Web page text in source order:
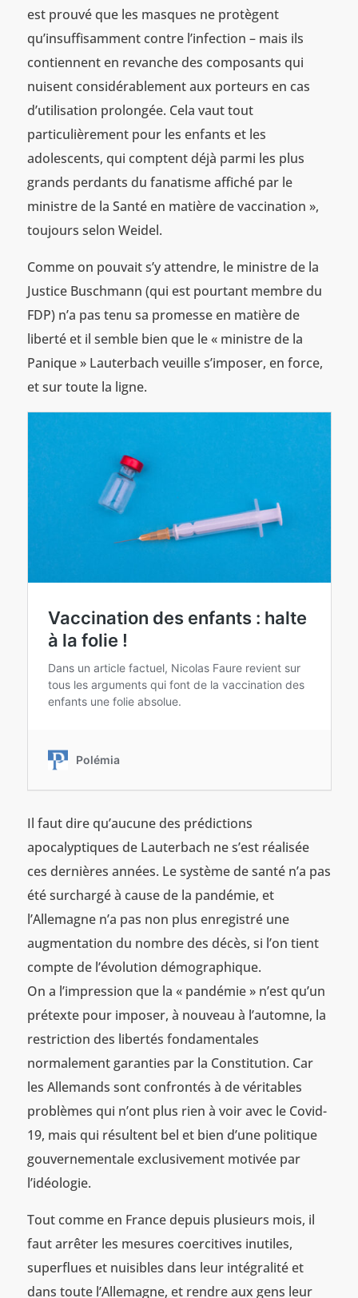
est prouvé que les masques ne protègent
qu’insuffisamment contre l’infection – mais ils
contiennent en revanche des composants qui
nuisent considérablement aux porteurs en cas
d’utilisation prolongée. Cela vaut tout
particulièrement pour les enfants et les
adolescents, qui comptent déjà parmi les plus
grands perdants du fanatisme affiché par le
ministre de la Santé en matière de vaccination »,
toujours selon Weidel.
Comme on pouvait s’y attendre, le ministre de la
Justice Buschmann (qui est pourtant membre du
FDP) n’a pas tenu sa promesse en matière de
liberté et il semble bien que le « ministre de la
Panique » Lauterbach veuille s’imposer, en force,
et sur toute la ligne.
Il faut dire qu’aucune des prédictions
apocalyptiques de Lauterbach ne s’est réalisée
ces dernières années. Le système de santé n’a pas
été surchargé à cause de la pandémie, et
l’Allemagne n’a pas non plus enregistré une
augmentation du nombre des décès, si l’on tient
compte de l’évolution démographique.
On a l’impression que la « pandémie » n’est qu’un
prétexte pour imposer, à nouveau à l’automne, la
restriction des libertés fondamentales
normalement garanties par la Constitution. Car
les Allemands sont confrontés à de véritables
problèmes qui n’ont plus rien à voir avec le Covid-
19, mais qui résultent bel et bien d’une politique
gouvernementale exclusivement motivée par
l’idéologie.
Tout comme en France depuis plusieurs mois, il
faut arrêter les mesures coercitives inutiles,
superflues et nuisibles dans leur intégralité et
dans toute l’Allemagne, et rendre aux gens leur